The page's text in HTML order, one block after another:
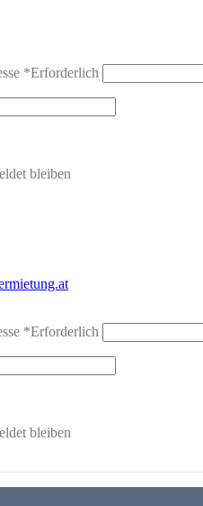
*Erforderlich
bleiben
*Erforderlich
bleiben